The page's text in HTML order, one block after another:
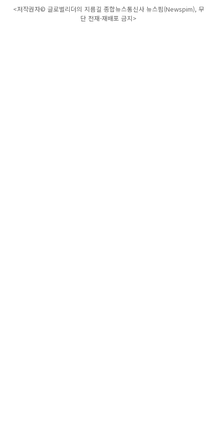
<저작권자© 글로벌리더의 지름길 종합뉴스통신사 뉴스핌(Newspim), 무
단 전재-재배포 금지>